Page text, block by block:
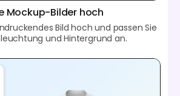
Mockup-Bilder hoch
Bild hoch und passen Sie
und Hintergrund an.